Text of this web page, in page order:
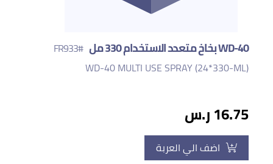
WD-40 بخاخ متعدد الاستخدام 330 مل
#FR933
WD-40 MULTI USE SPRAY (24*330-ML)
16.75 ر.س
اضف الي العربة